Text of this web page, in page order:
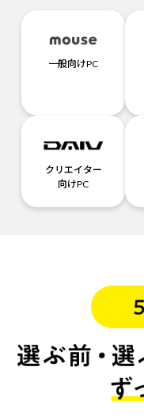
一般向けPC
クリエイター
向けPC